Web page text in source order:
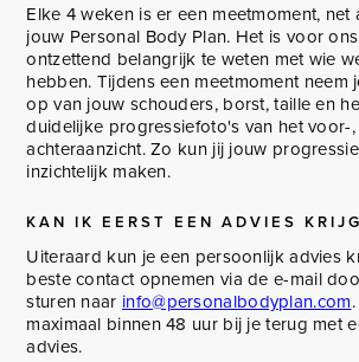
Elke 4 weken is er een meetmoment,
jouw Personal Body Plan. Het is voor
ontzettend belangrijk te weten met wie
hebben. Tijdens een meetmoment neem
op van jouw schouders, borst, taille en
duidelijke progressiefoto's van het voor-,
achteraanzicht. Zo kun jij jouw
inzichtelijk maken.
KAN IK EERST EEN ADVIES
Uiteraard kun je een persoonlijk advies
beste contact opnemen via de e-mail
sturen naar info@personalbodyplan.com
maximaal binnen 48 uur bij je terug met
advies.